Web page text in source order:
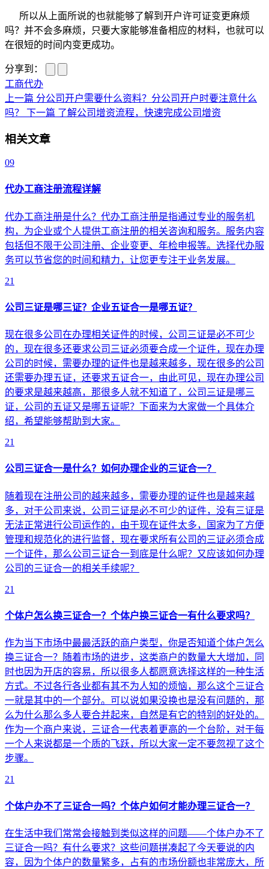
所以从上面所说的也就能够了解到开户许可证变更麻烦
吗？并不会多麻烦，只要大家能够准备相应的材料，也就可以
在很短的时间内变更成功。
分享到：
工商代办
上一篇 分公司开户需要什么资料？分公司开户时要注意什么
吗？
下一篇 了解公司增资流程，快速完成公司增资
相关文章
09
代办工商注册流程详解
代办工商注册是什么？代办工商注册是指通过专业的服务机
构，为企业或个人提供工商注册的相关咨询和服务。服务内容
包括但不限于公司注册、企业变更、年检申报等。选择代办服
务可以节省您的时间和精力，让您更专注于业务发展。
21
公司三证是哪三证？企业五证合一是哪五证？
现在很多公司在办理相关证件的时候，公司三证是必不可少
的，现在很多还要求公司三证必须要合成一个证件，现在办理
公司的时候，需要办理的证件也是越来越多，现在很多的公司
还需要办理五证，还要求五证合一，由此可见，现在办理公司
的要求是越来越高，那很多人就不知道了，公司三证是哪三
证，公司的五证又是哪五证呢？下面来为大家做一个具体介
绍，希望能够帮助到大家。
21
公司三证合一是什么？如何办理企业的三证合一？
随着现在注册公司的越来越多，需要办理的证件也是越来越
多，对于公司来说，公司三证是必不可少的证件，没有三证是
无法正常进行公司运作的，由于现在证件太多，国家为了方便
管理和规范化的进行监督，现在要求所有公司的三证必须合成
一个证件，那么公司三证合一到底是什么呢？又应该如何办理
公司的三证合一的相关手续呢？
21
个体户怎么换三证合一？个体户换三证合一有什么要求吗？
作为当下市场中最最活跃的商户类型，你是否知道个体户怎么
换三证合一？随着市场的进步，这类商户的数量大大增加，同
时也因为开店的容易，所以很多人都愿意选择这样的一种生活
方式。不过各行各业都有其不为人知的烦恼，那么这个三证合
一就是其中的一个部分。可以说如果没换也是没有问题的，那
么为什么那么多人要合并起来，自然是有它的特别的好处的。
作为一个商户来说，三证合一代表着更高的一个台阶，对于每
一个人来说都是一个质的飞跃，所以大家一定不要忽视了这个
步骤。
21
个体户办不了三证合一吗？个体户如何才能办理三证合一？
在生活中我们常常会接触到类似这样的问题——个体户办不了
三证合一吗？有什么要求？这些问题拼凑起了今天要说的内
容，因为个体户的数量繁多，占有的市场份额也非常庞大，所